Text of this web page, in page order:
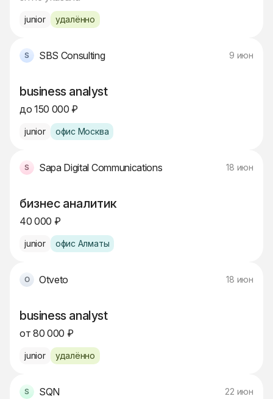
junior удалённо
SBS Consulting 9 июн
business analyst
до 150 000 ₽
junior офис Москва
Sapa Digital Communications 18 июн
бизнес аналитик
40 000 ₽
junior офис Алматы
Otveto 18 июн
business analyst
от 80 000 ₽
junior удалённо
SQN 22 июн